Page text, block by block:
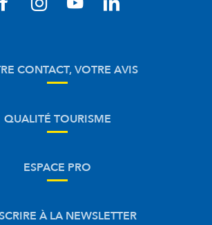
CONTACT, VOTRE AVIS
QUALITÉ TOURISME
ESPACE PRO
À LA NEWSLETTER